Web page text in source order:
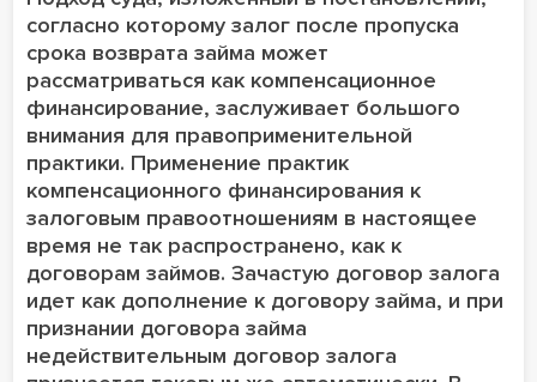
согласно которому залог после пропуска
срока возврата займа может
рассматриваться как компенсационное
финансирование, заслуживает большого
внимания для правоприменительной
практики. Применение практик
компенсационного финансирования к
залоговым правоотношениям в настоящее
время не так распространено, как к
договорам займов. Зачастую договор залога
идет как дополнение к договору займа, и при
признании договора займа
недействительным договор залога